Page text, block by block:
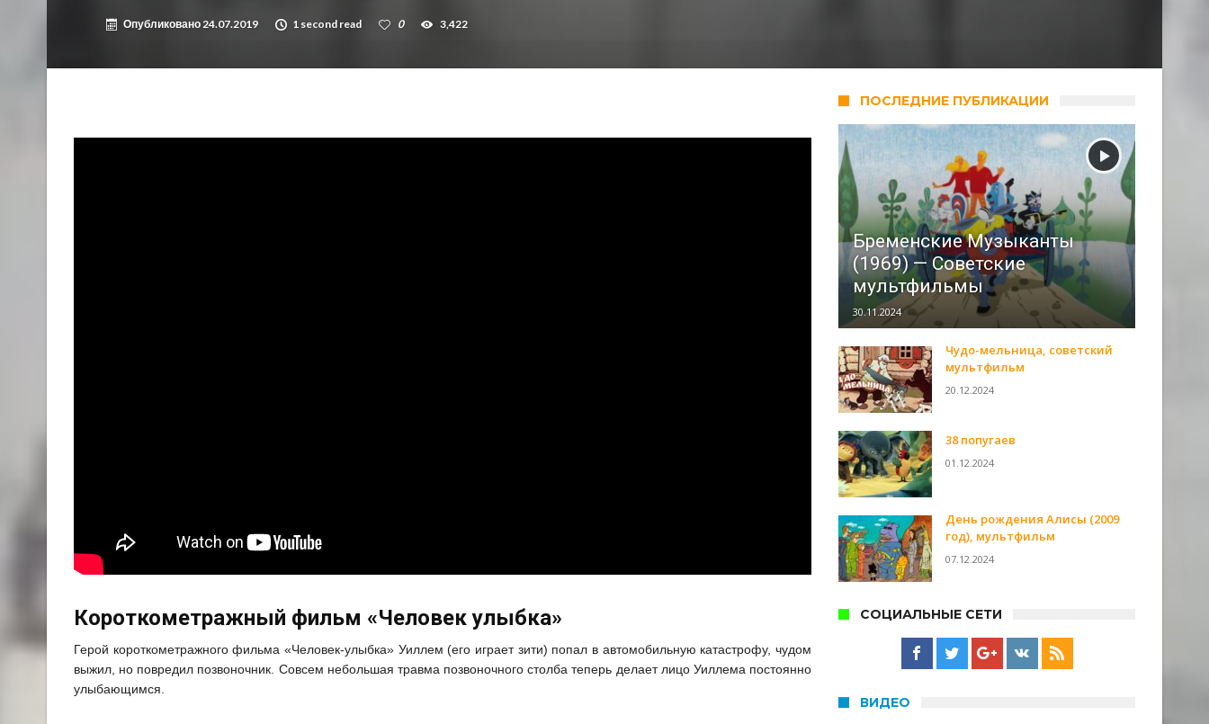
Опубликовано24.07.2019 1 second read 0 3,422
Короткометражный фильм «Человек улыбка»
Герой короткометражного фильма «Человек-улыбка» Уиллем (его играет зити) попал в автомобильную катастрофу, чудом
выжил, но повредил позвоночник. Совсем небольшая травма позвоночного столба теперь делает лицо Уиллема постоянно
улыбающимся.
ПОСЛЕДНИЕ ПУБЛИКАЦИИ
Бременские Музыканты
(1969) — Советские
мультфильмы
30.11.2024
Чудо-мельница, советский
мультфильм
20.12.2024
38 попугаев
01.12.2024
День рождения Алисы (2009
год), мультфильм
07.12.2024
СОЦИАЛЬНЫЕ СЕТИ
ВИДЕО